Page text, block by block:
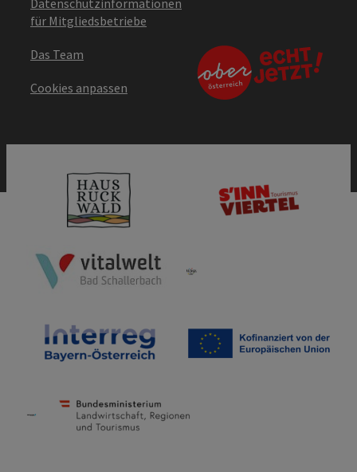
für Mitgliedsbetriebe
Das Team
Cookies anpassen